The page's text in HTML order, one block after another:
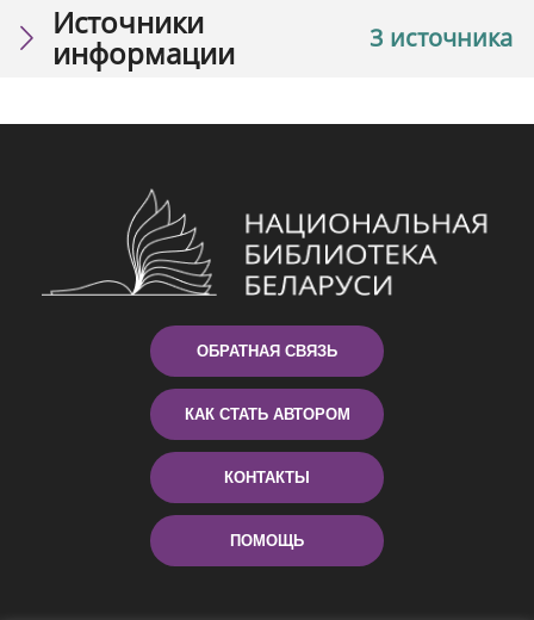
3 источника
Источники
информации
ОБРАТНАЯ СВЯЗЬ
КАК СТАТЬ АВТОРОМ
КОНТАКТЫ
ПОМОЩЬ